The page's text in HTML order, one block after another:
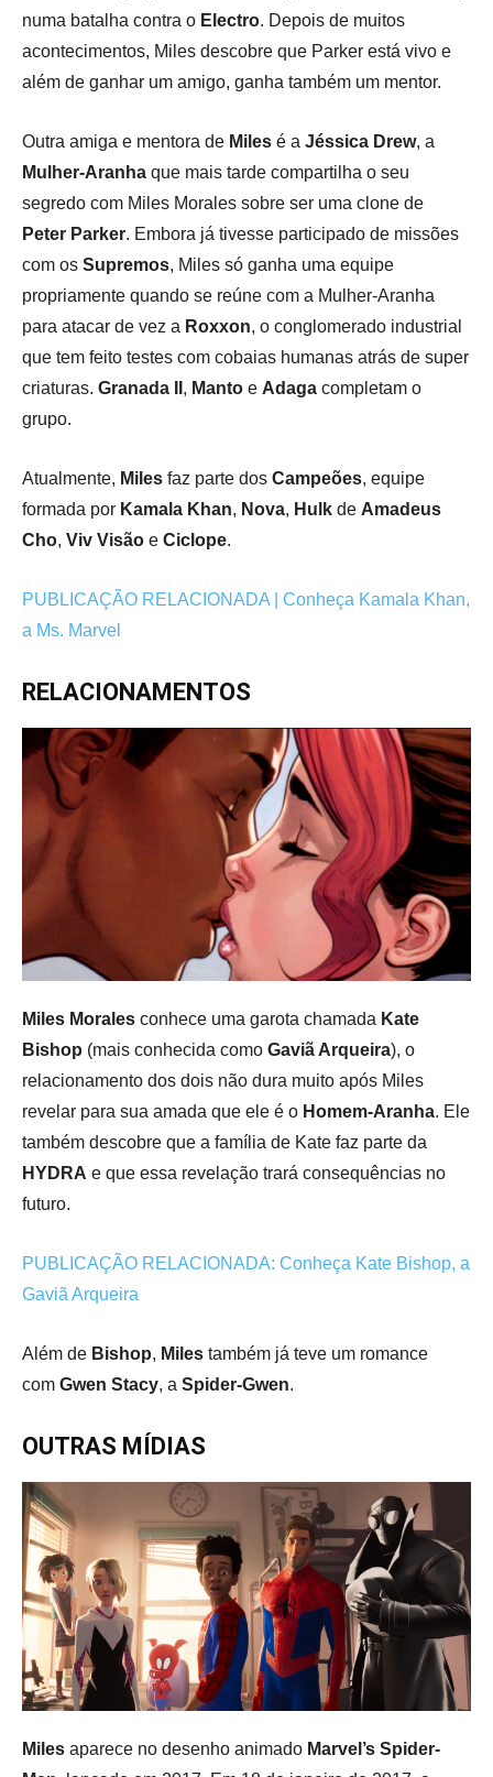
numa batalha contra o Electro. Depois de muitos
acontecimentos, Miles descobre que Parker está vivo e
além de ganhar um amigo, ganha também um mentor.
Outra amiga e mentora de Miles é a Jéssica Drew, a
Mulher-Aranha que mais tarde compartilha o seu
segredo com Miles Morales sobre ser uma clone de
Peter Parker. Embora já tivesse participado de missões
com os Supremos, Miles só ganha uma equipe
propriamente quando se reúne com a Mulher-Aranha
para atacar de vez a Roxxon, o conglomerado industrial
que tem feito testes com cobaias humanas atrás de super
criaturas. Granada II , Manto e Adaga completam o
grupo.
Atualmente, Miles faz parte dos Campeões, equipe
formada por Kamala Khan, Nova, Hulk de Amadeus
Cho, Viv Visão e Ciclope.
PUBLICAÇÃO RELACIONADA | Conheça Kamala Khan,
a Ms. Marvel
RELACIONAMENTOS
Miles Morales conhece uma garota chamada Kate
Bishop (mais conhecida como Gaviã Arqueira), o
relacionamento dos dois não dura muito após Miles
revelar para sua amada que ele é o Homem-Aranha. Ele
também descobre que a família de Kate faz parte da
HYDRA e que essa revelação trará consequências no
futuro.
PUBLICAÇÃO RELACIONADA: Conheça Kate Bishop, a
Gaviã Arqueira
Além de Bishop, Miles também já teve um romance
com Gwen Stacy, a Spider-Gwen.
OUTRAS MÍDIAS
Miles aparece no desenho animado Marvel’s Spider-